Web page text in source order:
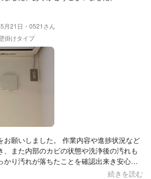
月21日・0521さん
掛けタイプ
お願いしました。 作業内容や進捗状況など
、また内部のカビの状態や洗浄後の汚れも
かり汚れが落ちたことを確認出来き安心し
なく外側もピカピカに拭いてもらいまた) ま
続きを読む